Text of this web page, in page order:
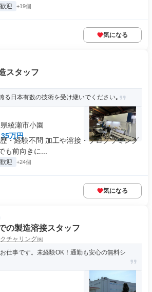
迎 +19個
気になる
スタッフ
る日本有数の技術を受け継いでください｡
綾瀬市小園
万円
・経験不問 加工や溶接・プログラミング
も前向きに...
迎 +24個
気になる
の製造溶接スタッフ
チャリング㈱
仕事です。未経験OK！通勤も安心の無料シ